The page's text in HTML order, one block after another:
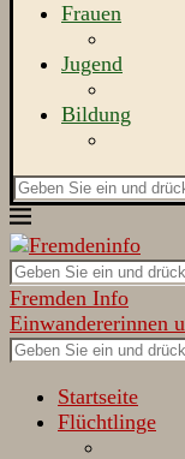
Frauen
Jugend
Bildung
Fremden Info
Einwandererinnen
Startseite
Flüchtlinge